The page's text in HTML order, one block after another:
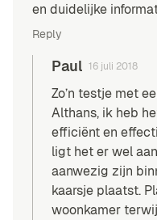
en duidelijke
Reply
Paul 16 juli 2018
Zo’n testje met
Althans, ik heb
efficiënt en
ligt het er wel
aanwezig zijn
kaarsje plaatst.
woonkamer